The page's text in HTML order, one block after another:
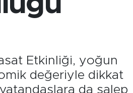
Etkinliği, yoğun
değeriyle dikkat
da salep